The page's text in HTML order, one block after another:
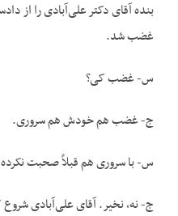
بنده آقای دکتر علی‌آبادی را از
غضب شد.
س- غضب کی؟
ج- غضب هم خودش هم سروری.
س- با سروری هم قبلاً صحبت نکرده
ج- نه، نخیر. آقای علی‌آبادی